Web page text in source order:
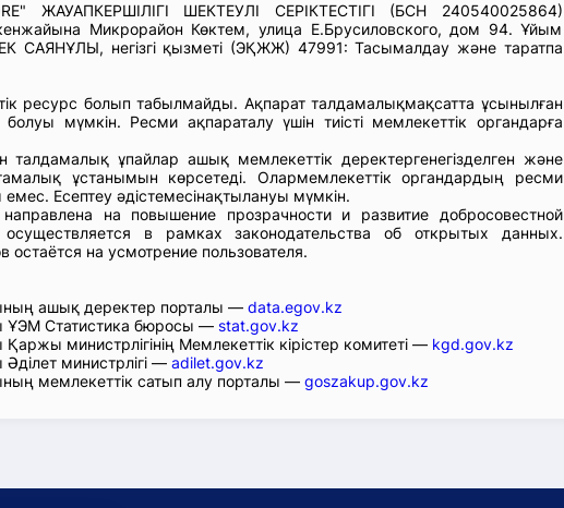
ЖАУАПКЕРШІЛІГІ ШЕКТЕУЛІ СЕРІКТЕСТІГІ (БСН 240540025864)
Микрорайон Көктем, улица Е.Брусиловского, дом 94. Ұйым
САЯНҰЛЫ, негізгі қызметі (ЭҚЖЖ) 47991: Тасымалдау және таратпа
ресурс болып табылмайды. Ақпарат талдамалықмақсатта ұсынылған
болуы мүмкін. Ресми ақпараталу үшін тиісті мемлекеттік органдарға
талдамалық ұпайлар ашық мемлекеттік деректергенегізделген және
ұстанымын көрсетеді. Олармемлекеттік органдардың ресми
Есептеу әдістемесінақтылануы мүмкін.
на повышение прозрачности и развитие добросовестной
осуществляется в рамках законодательства об открытых данных.
остаётся на усмотрение пользователя.
ашық деректер порталы — data.egov.kz
ҰЭМ Статистика бюросы — stat.gov.kz
министрлігінің Мемлекеттік кірістер комитеті — kgd.gov.kz
министрлігі — adilet.gov.kz
мемлекеттік сатып алу порталы — goszakup.gov.kz